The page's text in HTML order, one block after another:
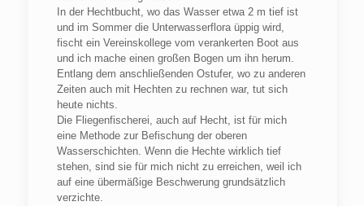
In der Hechtbucht, wo das Wasser etwa 2 m tief ist
und im Sommer die Unterwasserflora üppig wird,
fischt ein Vereinskollege vom verankerten Boot aus
und ich mache einen großen Bogen um ihn herum.
Entlang dem anschließenden Ostufer, wo zu anderen
Zeiten auch mit Hechten zu rechnen war, tut sich
heute nichts.
Die Fliegenfischerei, auch auf Hecht, ist für mich
eine Methode zur Befischung der oberen
Wasserschichten. Wenn die Hechte wirklich tief
stehen, sind sie für mich nicht zu erreichen, weil ich
auf eine übermäßige Beschwerung grundsätzlich
verzichte.